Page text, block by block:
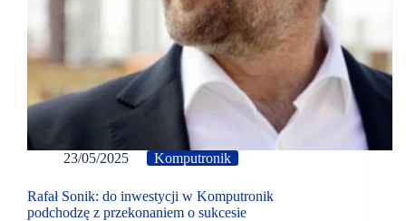
23/05/2025 Komputronik
Rafał Sonik: do inwestycji w Komputronik
podchodzę z przekonaniem o sukcesie